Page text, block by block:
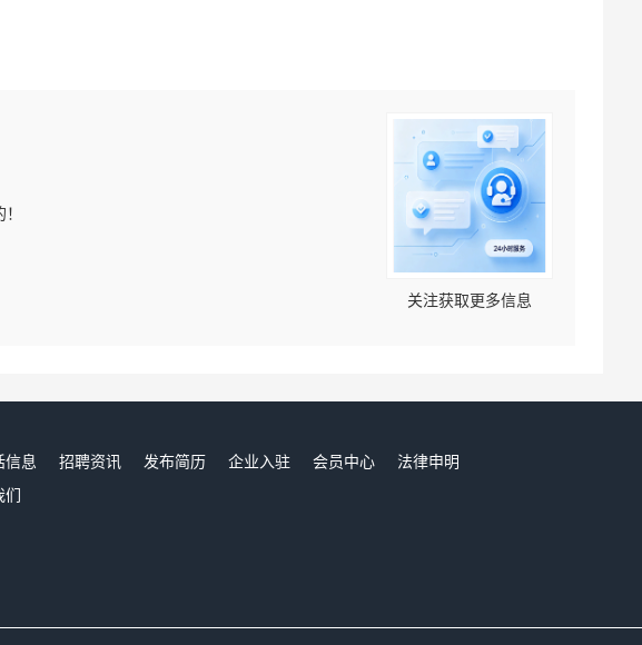
关注获取更多信息
信息 招聘资讯 发布简历 企业入驻 会员中心
法律申明